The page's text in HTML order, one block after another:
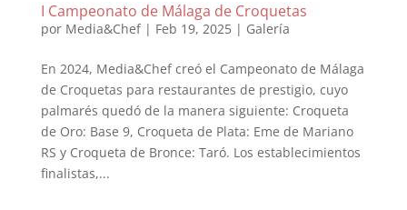
I Campeonato de Málaga de Croquetas
por Media&Chef| Feb 19, 2025| Galería
En 2024, Media&Chef creó el Campeonato de Málaga
de Croquetas para restaurantes de prestigio, cuyo
palmarés quedó de la manera siguiente: Croqueta
de Oro: Base 9, Croqueta de Plata: Eme de Mariano
RS y Croqueta de Bronce: Taró. Los establecimientos
finalistas,...